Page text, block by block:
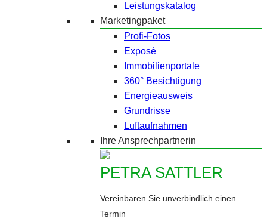
Leistungskatalog
Marketingpaket
Profi-Fotos
Exposé
Immobilienportale
360° Besichtigung
Energieausweis
Grundrisse
Luftaufnahmen
Ihre Ansprechpartnerin
PETRA SATTLER
Vereinbaren Sie unverbindlich einen
Termin